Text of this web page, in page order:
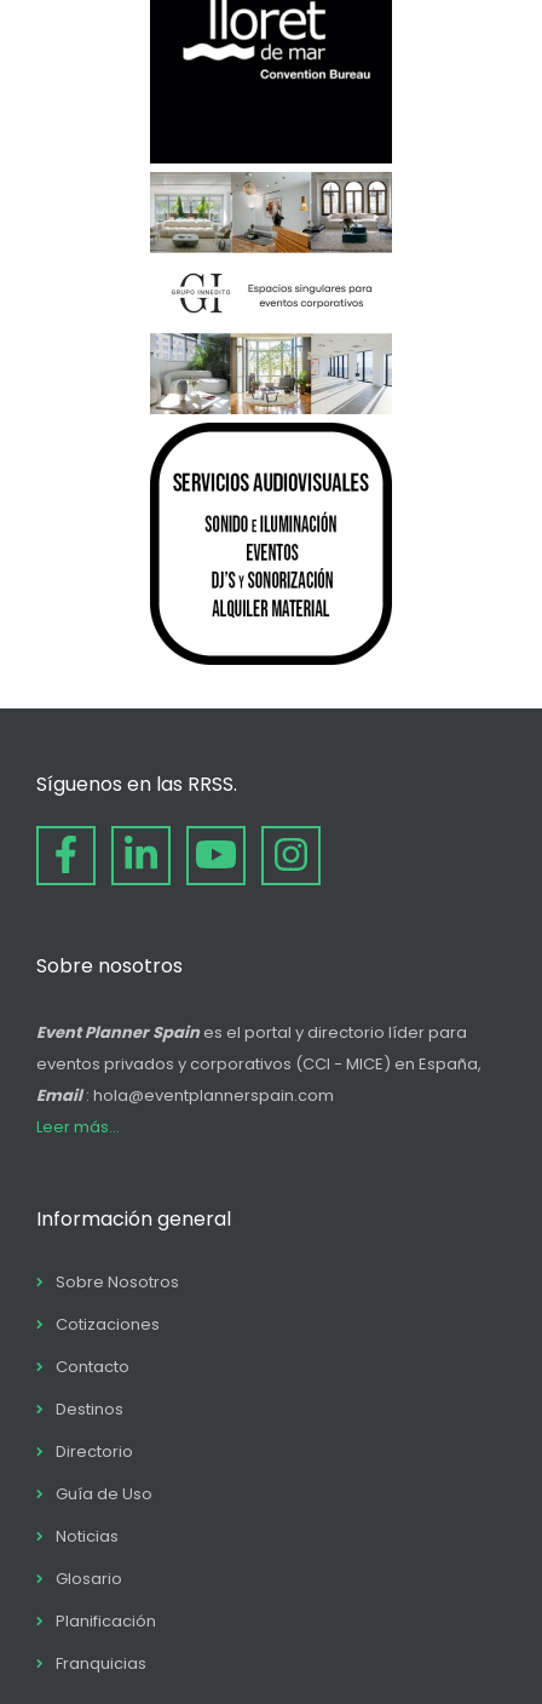
Síguenos en las RRSS.
Sobre nosotros
Event Planner Spain es el portal y directorio líder para
eventos privados y corporativos (CCI - MICE) en España,
Email: hola@eventplannerspain.com
Leer más...
Información general
Sobre Nosotros
Cotizaciones
Contacto
Destinos
Directorio
Guía de Uso
Noticias
Glosario
Planificación
Franquicias